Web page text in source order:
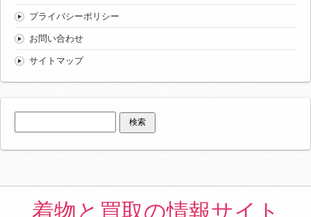
プライバシーポリシー
お問い合わせ
サイトマップ
索:
着物と買取の情報サイト